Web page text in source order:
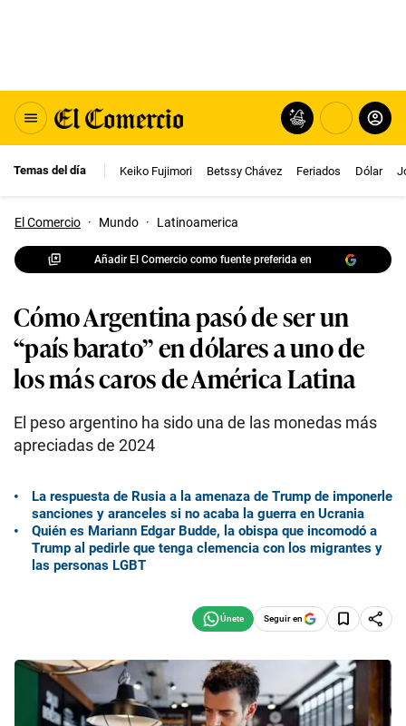
Temas del día Keiko Fujimori Betssy Chávez Feriados Dólar
El Comercio · Mundo · Latinoamerica
Añadir El Comercio como fuente preferida en
Cómo Argentina pasó de ser un
“país barato” en dólares a uno de
los más caros de América Latina
El peso argentino ha sido una de las monedas más
apreciadas de 2024
La respuesta de Rusia a la amenaza de Trump de imponerle
sanciones y aranceles si no acaba la guerra en Ucrania
Quién es Mariann Edgar Budde, la obispa que incomodó a
Trump al pedirle que tenga clemencia con los migrantes y
las personas LGBT
Seguir en